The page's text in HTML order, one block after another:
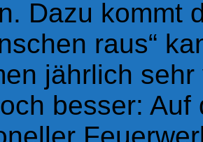
Dazu kommt
raus“
jährlich
besser: